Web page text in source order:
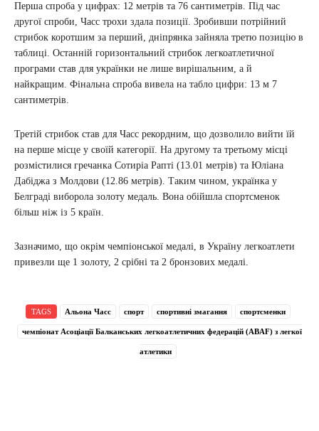
Перша спроба у цифрах: 12 метрів та 76 сантиметрів. Під час
другої спроби, Часс трохи здала позиції. Зробивши потрійний
стрибок коротшим за перший, дніпрянка зайняла третю позицію в
таблиці. Останній горизонтальний стрибок легкоатлетичної
програми став для українки не лише вирішальним, а й
найкращим. Фінальна спроба вивела на табло цифри: 13 м 7
сантиметрів.
Третій стрибок став для Часс рекордним, що дозволило вийти їй
на перше місце у своїй категорії. На другому та третьому місці
розмістилися гречанка Сотиріа Рапті (13.01 метрів) та Юліана
Дабіджа з Молдови (12.86 метрів). Таким чином, українка у
Белграді виборола золоту медаль. Вона обійшла спортсменок
більш ніж із 5 країн.
Зазначимо, що окрім чемпіонської медалі, в Україну легкоатлети
привезли ще 1 золоту, 2 срібні та 2 бронзових медалі.
TAGS Альона Часс спорт спортивні змагання спортсменки
чемпіонат Асоціації Балканських легкоатлетичних федерацій (ABAF) з легкої
атлетики